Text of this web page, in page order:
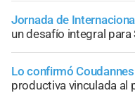
Jornada de
un desafío integral para
Lo confirmó Coudannes
productiva vinculada al